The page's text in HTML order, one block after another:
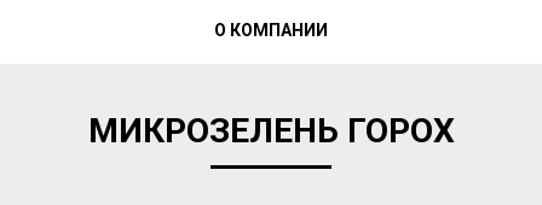
О КОМПАНИИ
МИКРОЗЕЛЕНЬ ГОРОХ